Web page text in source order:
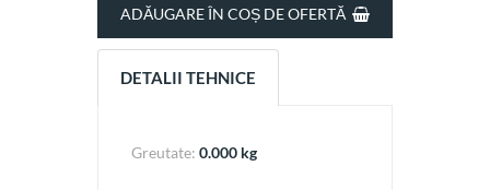
DETALII TEHNICE
Greutate: 0.000 kg